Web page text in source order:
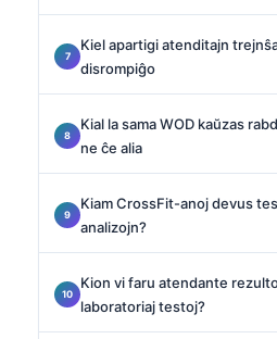
Kiel apartigi atenditajn
disrompiĝo
Kial la sama WOD kaŭzas
ne ĉe alia
Kiam CrossFit-anoj devus
analizojn?
Kion vi faru atendante
laboratoriaj testoj?